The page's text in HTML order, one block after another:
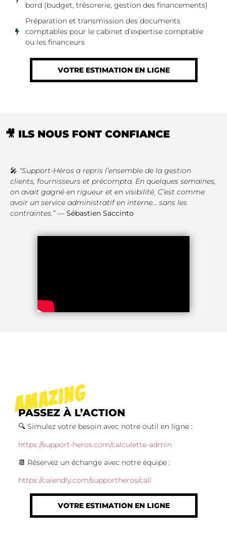
bord (budget, trésorerie, gestion des financements)
Préparation et transmission des documents
comptables pour le cabinet d’expertise comptable
ou les financeurs
VOTRE ESTIMATION EN LIGNE
🎥 ILS NOUS FONT CONFIANCE
🎤 “Support-Héros a repris l’ensemble de la gestion
clients, fournisseurs et précompta. En quelques semaines,
on avait gagné en rigueur et en visibilité. C’est comme
avoir un service administratif en interne… sans les
contraintes.”— Sébastien Saccinto
PASSEZ À L’ACTION
AMAZING
🔍 Simulez votre besoin avec notre outil en ligne :
https://support-heros.com/calculette-admin
📆 Réservez un échange avec notre équipe :
https://calendly.com/supportheros/call
VOTRE ESTIMATION EN LIGNE